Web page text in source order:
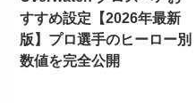
すすめ設定【2026年最新
版】プロ選手のヒーロー別
数値を完全公開